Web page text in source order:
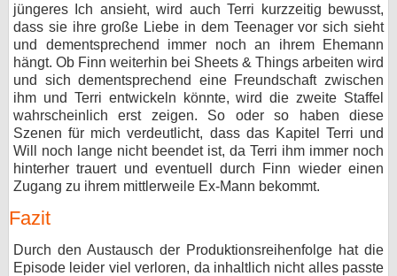
jüngeres Ich ansieht, wird auch Terri kurzzeitig bewusst,
dass sie ihre große Liebe in dem Teenager vor sich sieht
und dementsprechend immer noch an ihrem Ehemann
hängt. Ob Finn weiterhin bei Sheets & Things arbeiten wird
und sich dementsprechend eine Freundschaft zwischen
ihm und Terri entwickeln könnte, wird die zweite Staffel
wahrscheinlich erst zeigen. So oder so haben diese
Szenen für mich verdeutlicht, dass das Kapitel Terri und
Will noch lange nicht beendet ist, da Terri ihm immer noch
hinterher trauert und eventuell durch Finn wieder einen
Zugang zu ihrem mittlerweile Ex-Mann bekommt.
Fazit
Durch den Austausch der Produktionsreihenfolge hat die
Episode leider viel verloren, da inhaltlich nicht alles passte